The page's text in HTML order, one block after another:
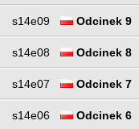
s14e09 Odcinek 9
s14e08 Odcinek 8
s14e07 Odcinek 7
s14e06 Odcinek 6